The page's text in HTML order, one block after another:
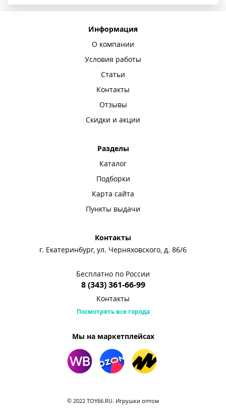
Информация
О компании
Условия работы
Статьи
Контакты
Отзывы
Скидки и акции
Разделы
Каталог
Подборки
Карта сайта
Пункты выдачи
Контакты
г. Екатеринбург, ул. Черняховского, д. 86/6
Бесплатно по России
8 (343) 361-66-99
Контакты
Посмотреть все города
Мы на маркетплейсах
© 2022 TOY66.RU. Игрушки оптом